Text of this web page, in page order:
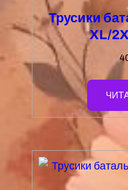
Трусики
XL/